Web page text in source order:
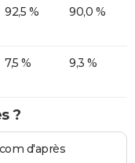
92,5 % 90,0 %
7,5 % 9,3 %
?
d'après